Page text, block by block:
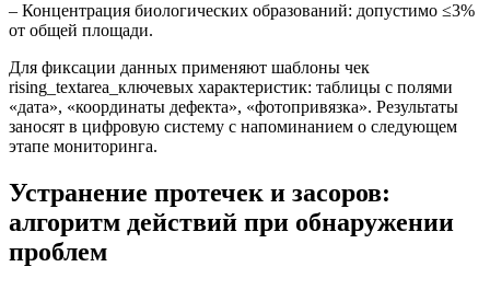
– Концентрация биологических образований: допустимо ≤3%
от общей площади.
Для фиксации данных применяют шаблоны чек
rising_textarea_ключевых характеристик: таблицы с полями
«дата», «координаты дефекта», «фотопривязка». Результаты
заносят в цифровую систему с напоминанием о следующем
этапе мониторинга.
Устранение протечек и засоров:
алгоритм действий при обнаружении
проблем